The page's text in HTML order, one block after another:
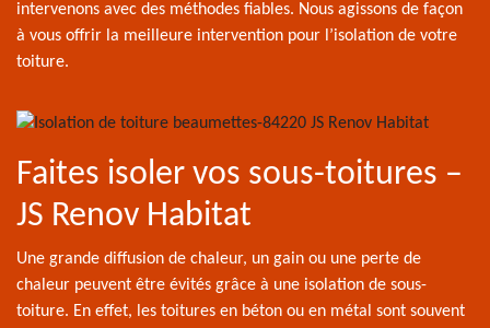
intervenons avec des méthodes fiables. Nous agissons de façon
à vous offrir la meilleure intervention pour l’isolation de votre
toiture.
Faites isoler vos sous-toitures –
JS Renov Habitat
Une grande diffusion de chaleur, un gain ou une perte de
chaleur peuvent être évités grâce à une isolation de sous-
toiture. En effet, les toitures en béton ou en métal sont souvent